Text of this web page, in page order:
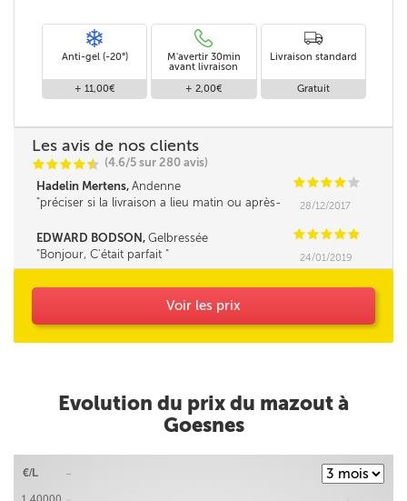
Anti-gel (-20°)
+ 11,00€
M'avertir 30min
avant livraison
+ 2,00€
Livraison standard
Gratuit
Les avis de nos clients
CCCCi
@ (4.6/5 sur 280 avis)
Hadelin Mertens, Andenne CCCC C
préciser si la livraison a lieu matin ou après-
28/12/2017
EDWARD BODSON, Gelbressée CCCCC
Bonjour, C'était parfait
24/01/2019
Voir les prix
Evolution du prix du mazout à
Goesnes